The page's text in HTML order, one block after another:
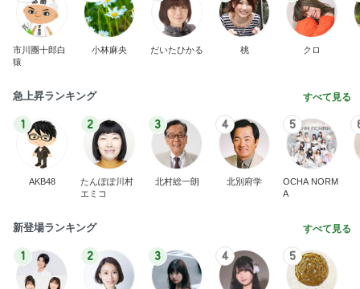
市川團十郎白
猿
小林麻央 だいたひかる 桃 クロ
急上昇ランキング すべて見る
1
AKB48
2
たんぽぽ川村
エミコ
3
北村総一朗
4
北別府学
5
OCHA NORM
A
新登場ランキング すべて見る
1 2 3 4 5